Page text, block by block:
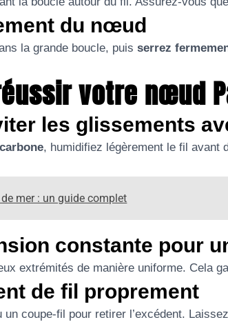
du nœud
la grande boucle, puisserrez
votre nœud
les glissements
, humidifiez légèrement le fil avant
mer : un guide complet
constante pour
extrémités de manière uniforme. Cela
de fil proprement
coupe-fil pour retirer l’excédent.